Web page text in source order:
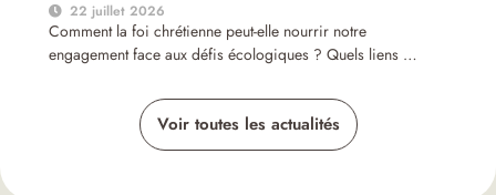
22 juillet 2026
Comment la foi chrétienne peut-elle nourrir notre
engagement face aux défis écologiques ? Quels liens …
Voir toutes les actualités